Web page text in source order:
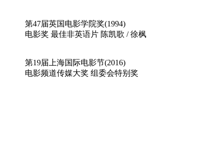
第47届英国电影学院奖(1994)
电影奖 最佳非英语片 陈凯歌 / 徐枫
第19届上海国际电影节(2016)
电影频道传媒大奖 组委会特别奖